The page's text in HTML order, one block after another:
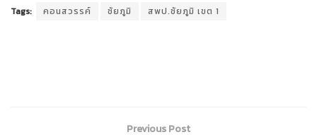
Tags: คอนสวรรค์ ชัยภูมิ สพป.ชัยภูมิ เขต 1
Previous Post